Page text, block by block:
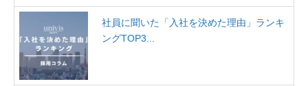
社員に聞いた「入社を決めた理由」ランキ
ングTOP3...